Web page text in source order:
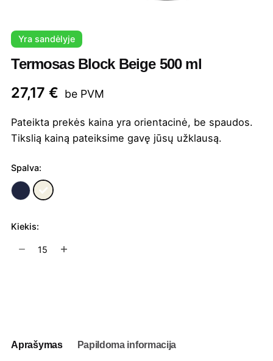
Yra sandėlyje
Termosas Block Beige 500 ml
27,17€ be PVM
Pateikta prekės kaina yra orientacinė, be spaudos.
Tikslią kainą pateiksime gavę jūsų užklausą.
Spalva:
Kiekis:
produkto
Aprašymas Papildoma informacija